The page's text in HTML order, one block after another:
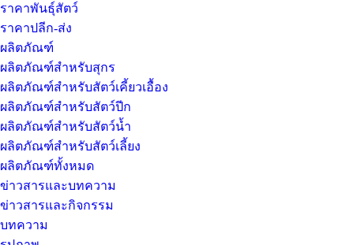
ราคาพันธุ์สัตว์
ราคาปลีก-ส่ง
ผลิตภัณฑ์
ผลิตภัณฑ์สำหรับสุกร
ผลิตภัณฑ์สำหรับสัตว์เคี้ยวเอื้อง
ผลิตภัณฑ์สำหรับสัตว์ปีก
ผลิตภัณฑ์สำหรับสัตว์น้ำ
ผลิตภัณฑ์สำหรับสัตว์เลี้ยง
ผลิตภัณฑ์ทั้งหมด
ข่าวสารและบทความ
ข่าวสารและกิจกรรม
บทความ